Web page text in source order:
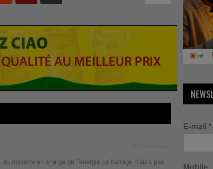
ministre en charge de l’energie ce barrage n’aura pas
E-mail *